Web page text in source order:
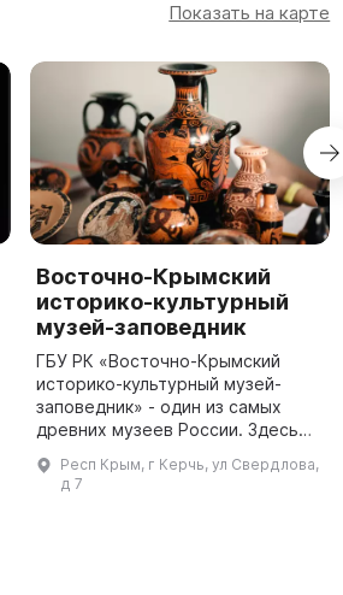
Показать на карте
Восточно-Крымский
историко-культурный
музей-заповедник
ГБУ РК «Восточно-Крымский
историко-культурный музей-
заповедник» - один из самых
древних музеев России. Здесь
работающие экскурсионные
объекты: Историко-
Респ Крым, г Керчь, ул Свердлова,
д 7